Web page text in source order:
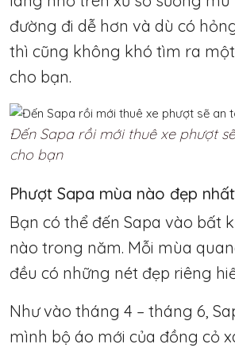
đường đi dễ hơn và dù có
thì cũng không khó tìm ra
cho bạn.
Đến Sapa rồi mới thuê xe phượt
cho bạn
Phượt Sapa mùa nào đẹp
Bạn có thể đến Sapa vào bất
nào trong năm. Mỗi mùa
đều có những nét đẹp riêng
Như vào tháng 4 – tháng 6,
mình bộ áo mới của đồng cỏ